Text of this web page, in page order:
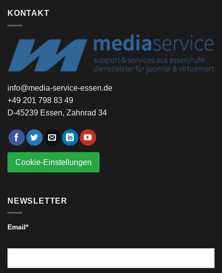
KONTAKT
info@media-service-essen.de
+49 201 798 83 49
D-45239 Essen, Zahnrad 34
Cookie-Einstellungen
NEWSLETTER
Email*